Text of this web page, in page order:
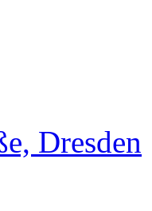
Dresden